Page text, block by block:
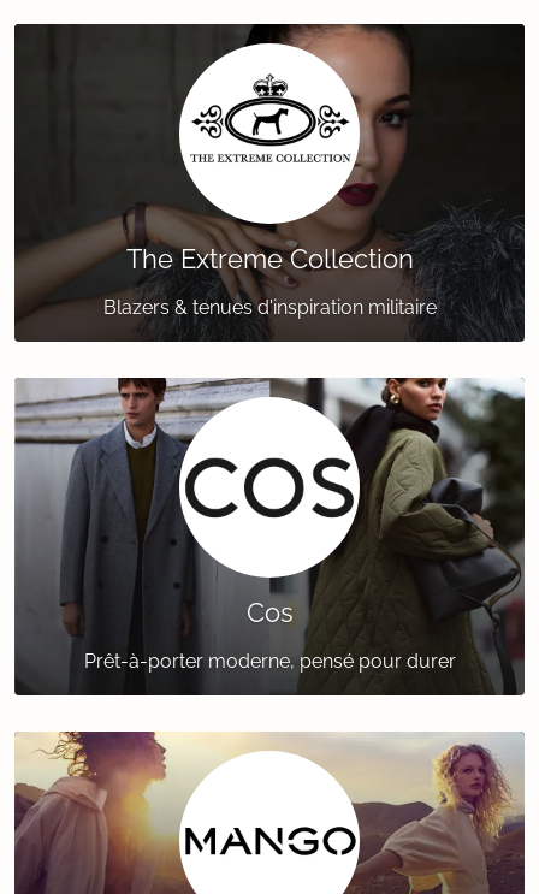
The Extreme Collection
Blazers & tenues d'inspiration militaire
Cos
Prêt-à-porter moderne, pensé pour durer